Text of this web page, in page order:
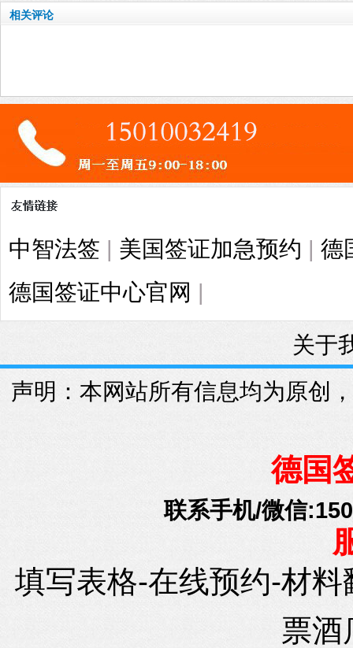
相关评论
中智法签 | 美国签证加急预约 | 德
德国签证中心官网 |
关于
声明：本网站所有信息均为原创，
德国
联系手机/微信
填写表格-在线预约-材
票酒